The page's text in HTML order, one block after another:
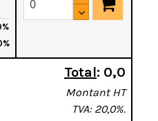
Total: 0,0
Montant HT
TVA: 20,0%.